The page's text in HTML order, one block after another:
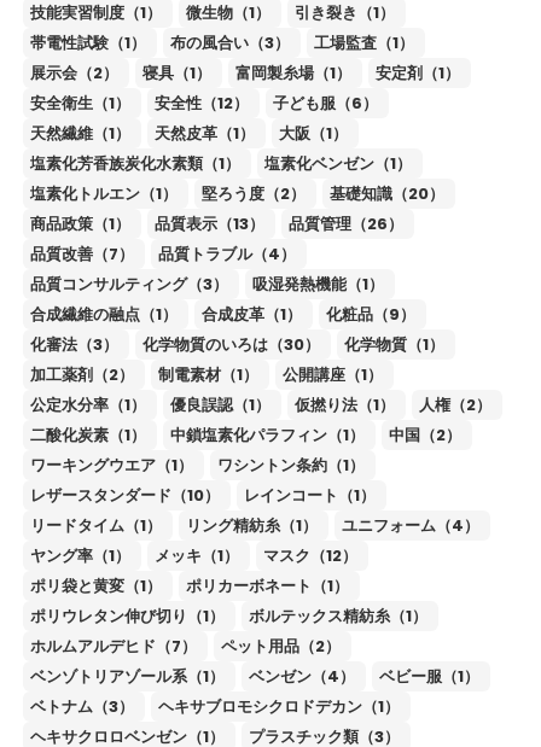
技能実習制度（1）
微生物（1）
引き裂き（1）
帯電性試験（1）
布の風合い（3）
工場監査（1）
展示会（2）
寝具（1） 富岡製糸場（1）
安定剤（1）
安全衛生（1）
安全性（12）
子ども服（6）
天然繊維（1）
天然皮革（1）
大阪（1）
塩素化芳香族炭化水素類（1）
塩素化ベンゼン（1）
塩素化トルエン（1）
堅ろう度（2）
基礎知識（20）
商品政策（1）
品質表示（13）
品質管理（26）
品質改善（7）
品質トラブル（4）
品質コンサルティング（3）
吸湿発熱機能（1）
合成繊維の融点（1）
合成皮革（1）
化粧品（9）
化審法（3）
化学物質のいろは（30）
化学物質（1）
加工薬剤（2）
制電素材（1）
公開講座（1）
公定水分率（1）
優良誤認（1） 仮撚り法（1）
人権（2）
二酸化炭素（1）
中鎖塩素化パラフィン（1）
中国（2）
ワーキングウエア（1）
ワシントン条約（1）
レザースタンダード（10）
レインコート（1）
リードタイム（1）
リング精紡糸（1）
ユニフォーム（4）
ヤング率（1）
メッキ（1）
マスク（12）
ポリ袋と黄変（1）
ポリカーボネート（1）
ポリウレタン伸び切り（1）
ボルテックス精紡糸（1）
ホルムアルデヒド（7）
ペット用品（2）
ベンゾトリアゾール系（1）
ベンゼン（4）
ベビー服（1）
ベトナム（3）
ヘキサブロモシクロドデカン（1）
ヘキサクロロベンゼン（1）
プラスチック類（3）